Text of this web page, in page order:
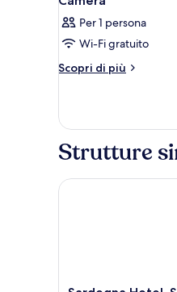
Per 1 persona
Wi-Fi gratuito
Scopri di più
Altri
Strutture
Sardegna Hotel,